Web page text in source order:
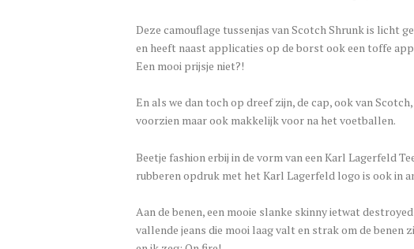
Deze camouflage tussenjas van Scotch Shrunk is licht
en heeft naast applicaties op de borst ook een toffe
Een mooi prijsje niet?!
En als we dan toch op dreef zijn, de cap, ook van
voorzien maar ook makkelijk voor na het voetballen.
Beetje fashion erbij in de vorm van een Karl Lagerfeld
rubberen opdruk met het Karl Lagerfeld logo is ook in
Aan de benen, een mooie slanke skinny ietwat
vallende jeans die mooi laag valt en strak om de benen